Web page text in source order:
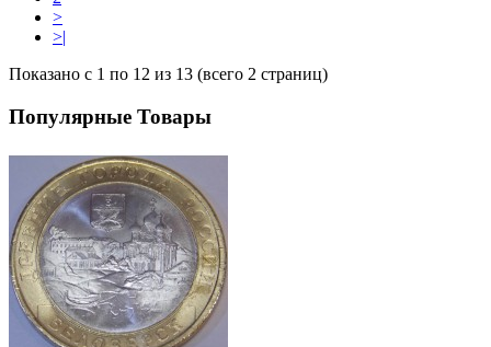
>
>|
Показано с 1 по 12 из 13 (всего 2 страниц)
Популярные Товары